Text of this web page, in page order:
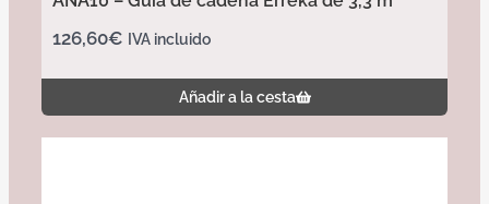
126,60€ IVA incluido
Añadir a la cesta